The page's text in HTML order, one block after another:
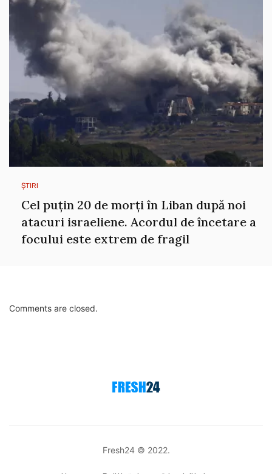
ȘTIRI
Cel puțin 20 de morți în Liban după noi
atacuri israeliene. Acordul de încetare a
focului este extrem de fragil
Comments are closed.
Fresh24 © 2022.